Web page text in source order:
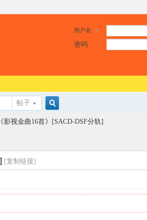
用户名
密码
帖子
搜
影视金曲16首》[SACD-DSF分轨]
[复制链接]